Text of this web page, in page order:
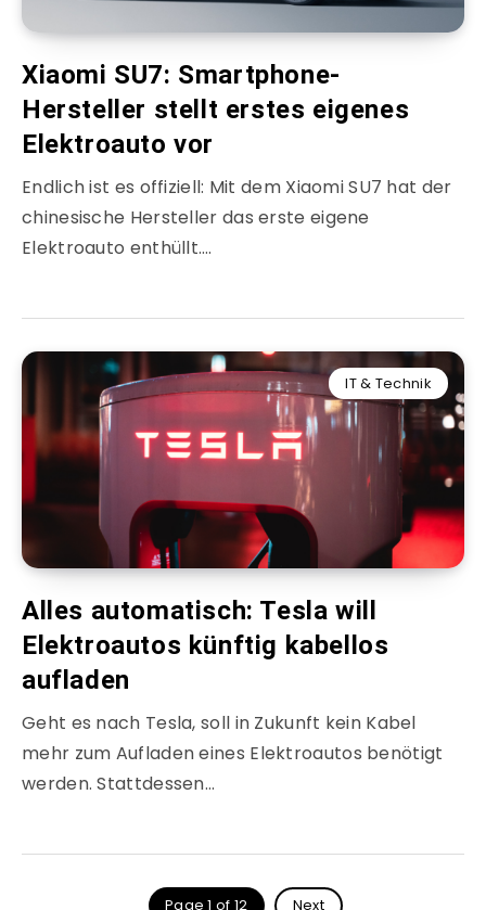
Xiaomi SU7: Smartphone-
Hersteller stellt erstes eigenes
Elektroauto vor
Endlich ist es offiziell: Mit dem Xiaomi SU7 hat der
chinesische Hersteller das erste eigene
Elektroauto enthüllt….
IT & Technik
Alles automatisch: Tesla will
Elektroautos künftig kabellos
aufladen
Geht es nach Tesla, soll in Zukunft kein Kabel
mehr zum Aufladen eines Elektroautos benötigt
werden. Stattdessen…
Page 1 of 12 Next